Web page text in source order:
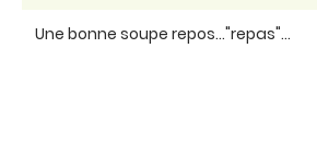
Une bonne soupe repos..."repas"...